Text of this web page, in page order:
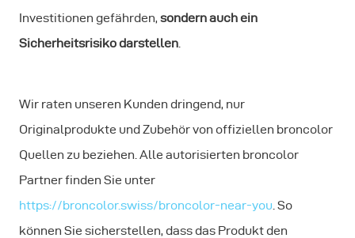
Investitionen gefährden, sondern auch ein
Sicherheitsrisiko darstellen
Wir raten unseren Kunden dringend, nur
Originalprodukte und Zubehör von offiziellen broncolor
Quellen zu beziehen. Alle autorisierten broncolor
Partner finden Sie unter
https://broncolor.swiss/broncolor-near-you . So
können Sie sicherstellen, dass das Produkt den